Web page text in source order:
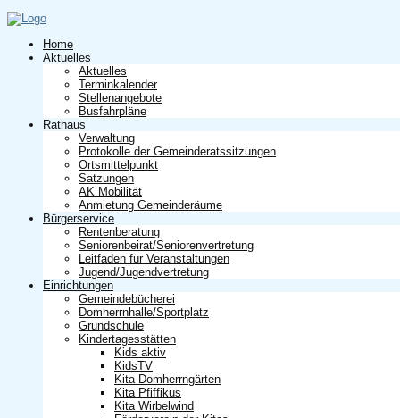
Home
Aktuelles
Aktuelles
Terminkalender
Stellenangebote
Busfahrpläne
Rathaus
Verwaltung
Protokolle der Gemeinderatssitzungen
Ortsmittelpunkt
Satzungen
AK Mobilität
Anmietung Gemeinderäume
Bürgerservice
Rentenberatung
Seniorenbeirat/Seniorenvertretung
Leitfaden für Veranstaltungen
Jugend/Jugendvertretung
Einrichtungen
Gemeindebücherei
Domherrnhalle/Sportplatz
Grundschule
Kindertagesstätten
Kids aktiv
KidsTV
Kita Domherrngärten
Kita Pfiffikus
Kita Wirbelwind